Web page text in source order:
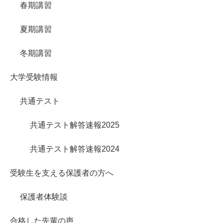
春期講習
夏期講習
冬期講習
大学受験情報
共通テスト
共通テスト解答速報2025
共通テスト解答速報2024
受験生を支える保護者の方へ
保護者体験談
合格した先輩の声